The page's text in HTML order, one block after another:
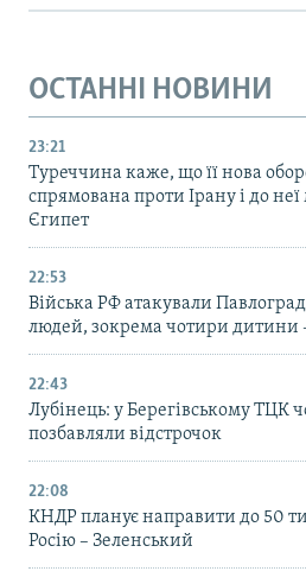
ОСТАННІ НОВИНИ
23:21
Туреччина каже, що її нова
спрямована проти Ірану і до
Єгипет
22:53
Війська РФ атакували
людей, зокрема чотири дитини
22:43
Лубінець: у Берегівському ТЦК
позбавляли відстрочок
22:08
КНДР планує направити до 50
Росію – Зеленський